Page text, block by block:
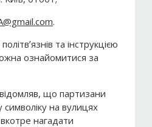
.
та інструкцією
ознайомитися за
що партизани
символіку на вулицях
нагадати